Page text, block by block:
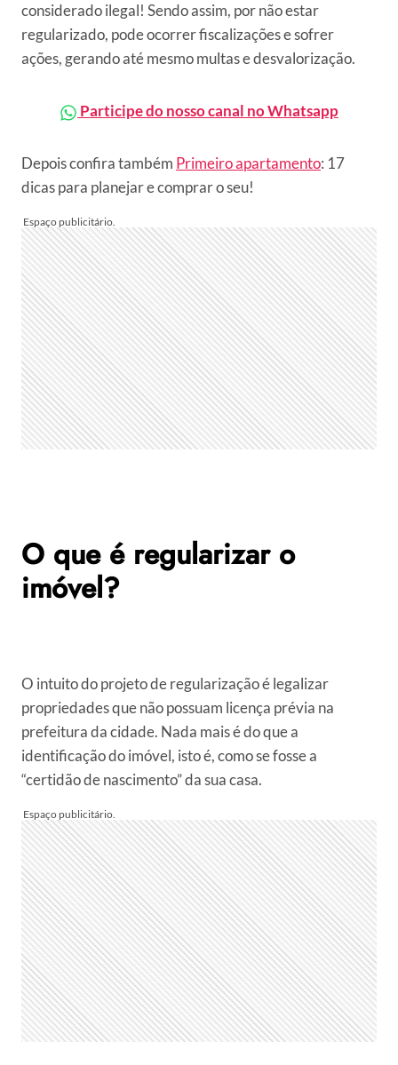
considerado ilegal! Sendo assim, por não estar
regularizado, pode ocorrer fiscalizações e sofrer
ações, gerando até mesmo multas e desvalorização.
Participe do nosso canal no Whatsapp
Depois confira também Primeiro apartamento: 17
dicas para planejar e comprar o seu!
O que é regularizar o
imóvel?
O intuito do projeto de regularização é legalizar
propriedades que não possuam licença prévia na
prefeitura da cidade. Nada mais é do que a
identificação do imóvel, isto é, como se fosse a
“certidão de nascimento” da sua casa.